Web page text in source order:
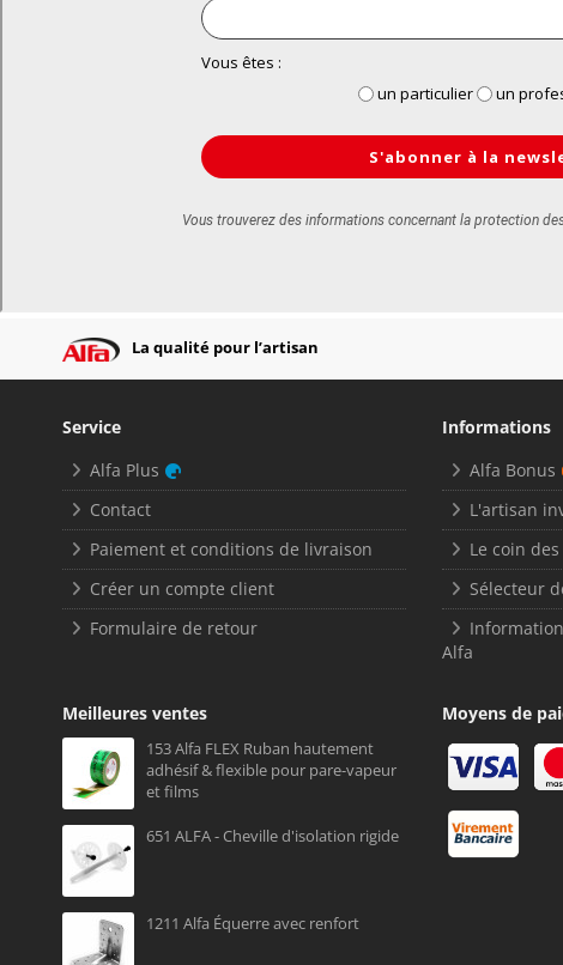
La qualité pour l’artisan
Service
Alfa Plus
Contact
Paiement et conditions de livraison
Créer un compte client
Formulaire de retour
Informations
Alfa Bonus
L'artisan
Le coin
Sélecteur
Alfa
Meilleures ventes
153 Alfa FLEX Ruban hautement
adhésif & flexible pour pare-vapeur
et films
651 ALFA - Cheville d'isolation rigide
1211 Alfa Équerre avec renfort
Moyens de